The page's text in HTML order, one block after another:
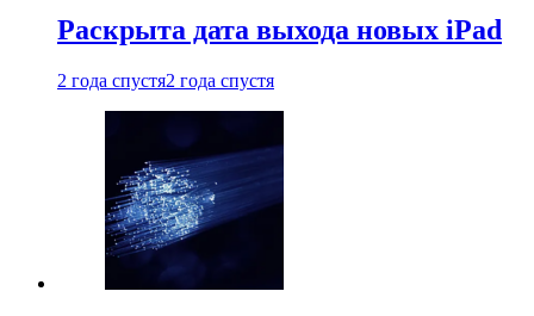
Раскрыта дата выхода новых iPad
2 года спустя2 года спустя